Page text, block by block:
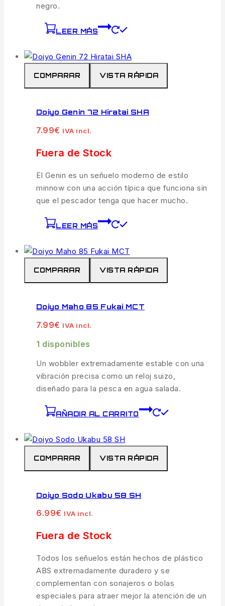
negro.
LEER MÁS
COMPARAR VISTA RÁPIDA
Doiyo Genin 72 Hiratai SHA
7.99€ IVA incl.
Fuera de Stock
El Genin es un señuelo moderno de estilo
minnow con una acción típica que funciona sin
que el pescador tenga que hacer mucho.
LEER MÁS
COMPARAR VISTA RÁPIDA
Doiyo Maho 85 Fukai MCT
7.99€ IVA incl.
1 disponibles
Un wobbler extremadamente estable con una
vibración precisa como un reloj suizo,
diseñado para la pesca en agua salada.
AÑADIR AL CARRITO
COMPARAR VISTA RÁPIDA
Doiyo Sodo Ukabu 58 SH
6.99€ IVA incl.
Fuera de Stock
Todos los señuelos están hechos de plástico
ABS extremadamente duradero y se
complementan con sonajeros o bolas
especiales para atraer mejor la atención de un